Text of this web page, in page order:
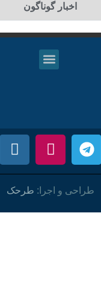
اخبار گوناگون
طراحی و اجرا: طرحک